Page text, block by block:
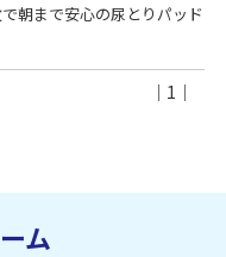
朝まで安心の尿とりパッド
｜1｜
ム